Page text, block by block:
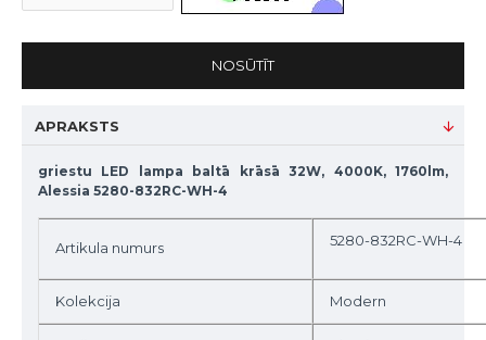
NOSŪTĪT
APRAKSTS
griestu LED lampa baltā krāsā 32W, 4000K, 1760lm,
Alessia 5280-832RC-WH-4
Artikula numurs 5280-832RC-WH-4
Kolekcija Modern